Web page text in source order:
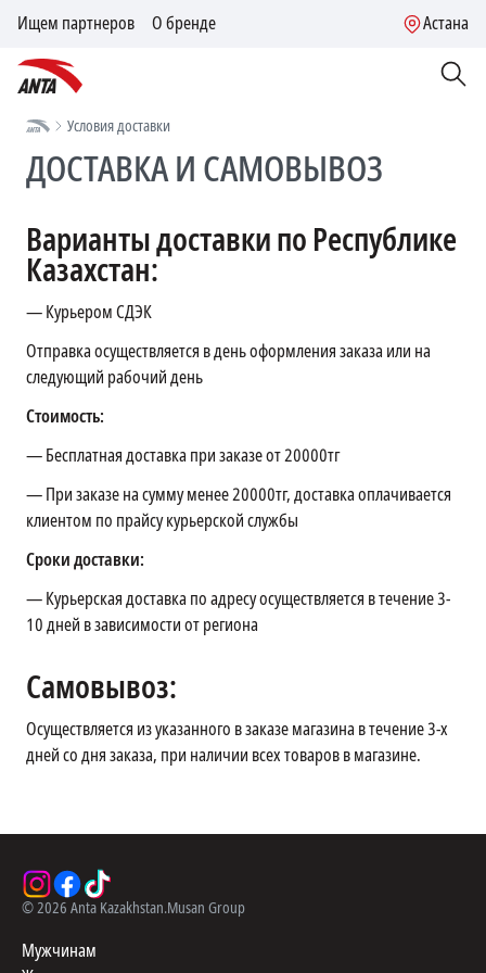
Ищем партнеров О бренде Астана
Условия доставки
ДОСТАВКА И САМОВЫВОЗ
Варианты доставки по Республике
Казахстан:
— Курьером СДЭК
Отправка осуществляется в день оформления заказа или на
следующий рабочий день
Стоимость:
— Бесплатная доставка при заказе от 20000тг
— При заказе на сумму менее 20000тг, доставка оплачивается
клиентом по прайсу курьерской службы
Сроки доставки:
— Курьерская доставка по адресу осуществляется в течение 3-
10 дней в зависимости от региона
Самовывоз:
Осуществляется из указанного в заказе магазина в течение 3-х
дней со дня заказа, при наличии всех товаров в магазине.
©2026 Anta Kazakhstan.Musan Group
Мужчинам